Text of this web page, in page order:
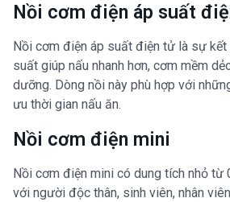
Nồi cơm điện áp suất
Nồi cơm điện áp suất điện tử là sự kết
suất giúp nấu nhanh hơn, cơm mềm
dưỡng. Dòng nồi này phù hợp với
ưu thời gian nấu ăn.
Nồi cơm điện mini
Nồi cơm điện mini có dung tích nhỏ từ
với người độc thân, sinh viên, nhân